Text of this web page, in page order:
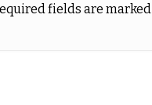
fields are marked